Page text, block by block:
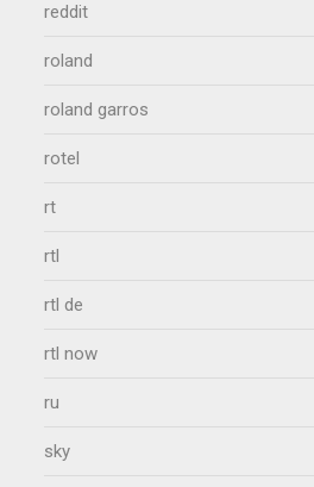
reddit
roland
roland garros
rotel
rt
rtl
rtl de
rtl now
ru
sky